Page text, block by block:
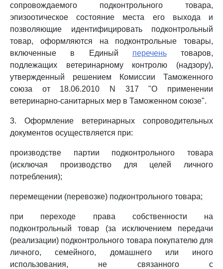
сопровождаемого подконтрольного товара,
эпизоотическое состояние места его выхода и
позволяющие идентифицировать подконтрольный
товар, оформляются на подконтрольные товары,
включенные в Единый переченьтоваров,
подлежащих ветеринарному контролю (надзору),
утвержденный решением Комиссии Таможенного
союза от 18.06.2010 N 317 "О применении
ветеринарно-санитарных мер в Таможенном союзе".
3. Оформление ветеринарных сопроводительных
документов осуществляется при:
производстве партии подконтрольного товара
(исключая производство для целей личного
потребления);
перемещении (перевозке) подконтрольного товара;
при переходе права собственности на
подконтрольный товар (за исключением передачи
(реализации) подконтрольного товара покупателю для
личного, семейного, домашнего или иного
использования, не связанного с